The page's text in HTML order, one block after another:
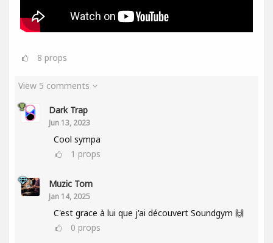
8 props
View 5 comments
Dark Trap
Jun 13, 2023
Cool sympa
1 props
Muzic Tom
Jan 14, 2025
C'est grace à lui que j'ai découvert Soundgym 🙌
0 props